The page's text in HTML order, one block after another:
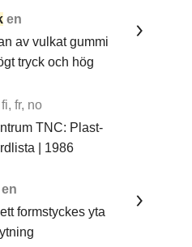
en
av vulkat gummi
tryck och hög
fr, no
TNC: Plast-
| 1986
en
formstyckes yta